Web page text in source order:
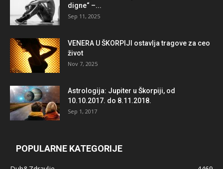
digne“ –...
Sep 11, 2025
VENERA U ŠKORPIJI ostavlja tragove za ceo
život
Nov 7, 2025
Astrologija: Jupiter u Škorpiji, od
10.10.2017. do 8.11.2018.
Sep 1, 2017
POPULARNE KATEGORIJE